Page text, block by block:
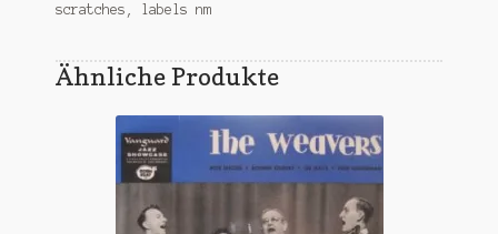
scratches, labels nm
Ähnliche Produkte